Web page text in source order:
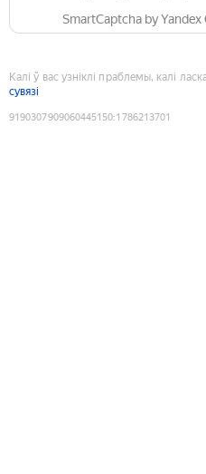
SmartCaptcha by Yandex
Калі ў вас узніклі праблемы, калі
сувязі
9190307909060445150:1786213701